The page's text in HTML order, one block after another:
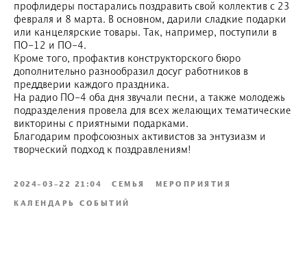
профлидеры постарались поздравить свой коллектив с 23
февраля и 8 марта. В основном, дарили сладкие подарки
или канцелярские товары. Так, например, поступили в
ПО-12 и ПО-4.
Кроме того, профактив конструкторского бюро
дополнительно разнообразил досуг работников в
преддверии каждого праздника.
На радио ПО-4 оба дня звучали песни, а также молодежь
подразделения провела для всех желающих тематические
викторины с приятными подарками.
Благодарим профсоюзных активистов за энтузиазм и
творческий подход к поздравлениям!
2024-03-22 21:04 СЕМЬЯ МЕРОПРИЯТИЯ
КАЛЕНДАРЬ СОБЫТИЙ